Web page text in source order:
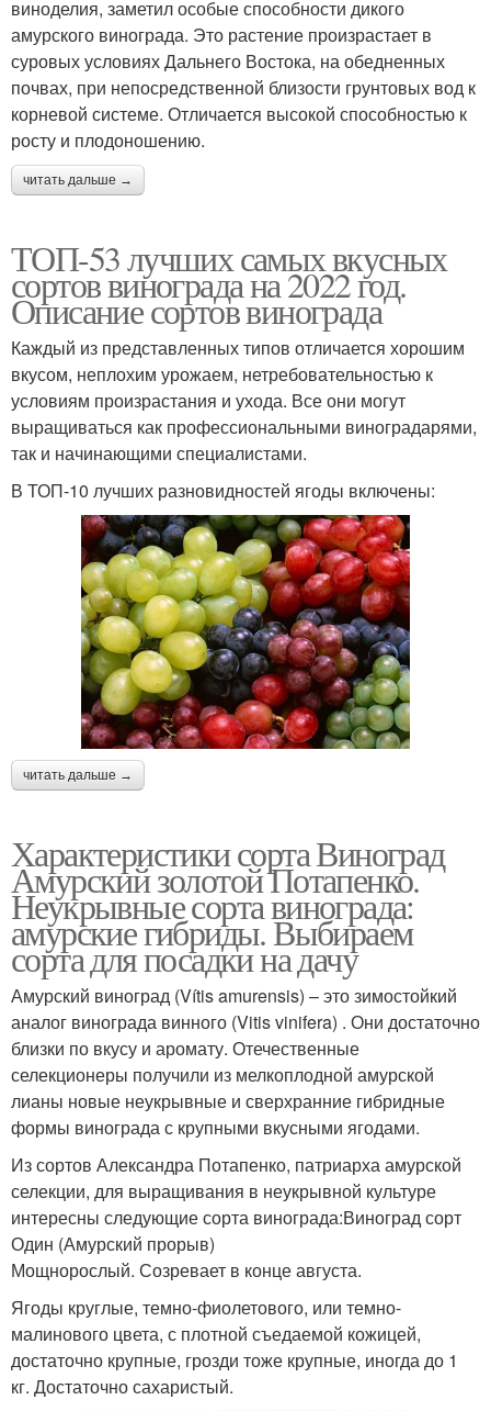
виноделия, заметил особые способности дикого
амурского винограда. Это растение произрастает в
суровых условиях Дальнего Востока, на обедненных
почвах, при непосредственной близости грунтовых вод к
корневой системе. Отличается высокой способностью к
росту и плодоношению.
читать дальше →
ТОП-53 лучших самых вкусных
сортов винограда на 2022 год.
Описание сортов винограда
Каждый из представленных типов отличается хорошим
вкусом, неплохим урожаем, нетребовательностью к
условиям произрастания и ухода. Все они могут
выращиваться как профессиональными виноградарями,
так и начинающими специалистами.
В ТОП-10 лучших разновидностей ягоды включены:
читать дальше →
Характеристики сорта Виноград
Амурский золотой Потапенко.
Неукрывные сорта винограда:
амурские гибриды. Выбираем
сорта для посадки на дачу
Амурский виноград (Vítis amurensis) – это зимостойкий
аналог винограда винного (Vitis vinifera) . Они достаточно
близки по вкусу и аромату. Отечественные
селекционеры получили из мелкоплодной амурской
лианы новые неукрывные и сверхранние гибридные
формы винограда с крупными вкусными ягодами.
Из сортов Александра Потапенко, патриарха амурской
селекции, для выращивания в неукрывной культуре
интересны следующие сорта винограда:Виноград сорт
Один (Амурский прорыв)
Мощнорослый. Созревает в конце августа.
Ягоды круглые, темно-фиолетового, или темно-
малинового цвета, с плотной съедаемой кожицей,
достаточно крупные, грозди тоже крупные, иногда до 1
кг. Достаточно сахаристый.